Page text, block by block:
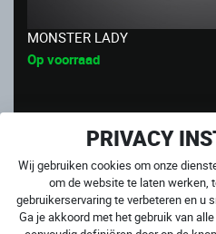
PRIVACY
Wij gebruiken cookies om onze
om de website te laten werken,
gebruikerservaring te verbeteren en u
Ga je akkoord met het gebruik van
MONSTER LADY
Op voorraad